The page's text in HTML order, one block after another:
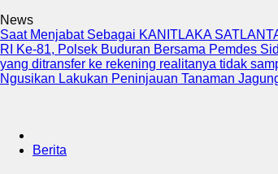
News
Saat Menjabat Sebagai KANITLAKA
RI Ke-81, Polsek Buduran Bersama Pemdes
yang ditransfer ke rekening realitanya tidak
Ngusikan Lakukan Peninjauan Tanaman
Berita